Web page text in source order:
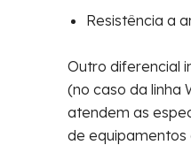
Resistência a
Outro diferencial
(no caso da linha
atendem as
de equipamentos